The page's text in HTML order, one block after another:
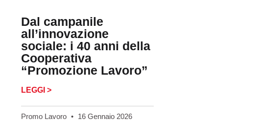
Dal campanile
all’innovazione
sociale: i 40 anni della
Cooperativa
“Promozione Lavoro”
LEGGI >
Promo Lavoro 16 Gennaio 2026